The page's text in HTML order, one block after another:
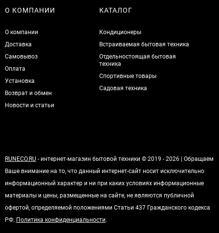
О КОМПАНИИ
О компании
Доставка
Самовывоз
Оплата
Установка
Возврат и обмен
Новости и статьи
КАТАЛОГ
Кондиционеры
Встраиваемая бытовая техника
Отдельностоящая бытовая
техника
Спортивные товары
Садовая техника
RUNECO.RU - интернет-магазин бытовой техники © 2019 - 2026 | Обращаем
Ваше внимание на то, что данный интернет-сайт носит исключительно
информационный характер и ни при каких условиях информационные
материалы и цены, размещенные на сайте, не являются публичной
офертой, определяемой положениями Статьи 437 Гражданского кодекса
РФ. Политика конфиденциальности.